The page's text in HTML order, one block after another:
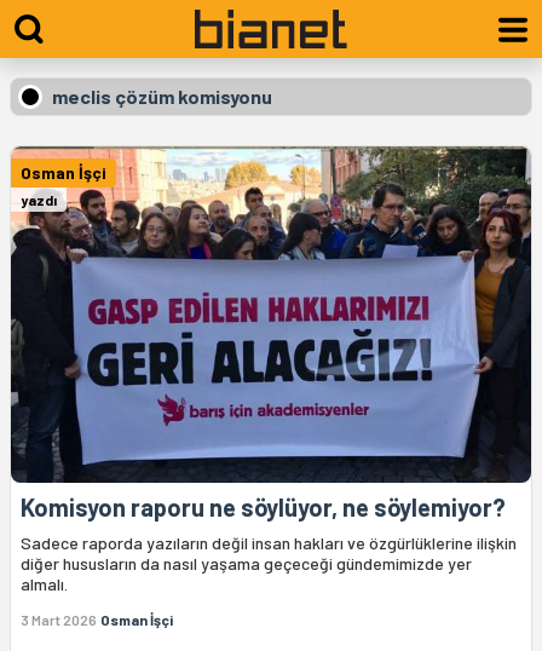
meclis çözüm komisyonu
Osman İşçi
yazdı
Komisyon raporu ne söylüyor, ne söylemiyor?
Sadece raporda yazıların değil insan hakları ve özgürlüklerine ilişkin
diğer hususların da nasıl yaşama geçeceği gündemimizde yer
almalı.
3 Mart 2026 Osman İşçi